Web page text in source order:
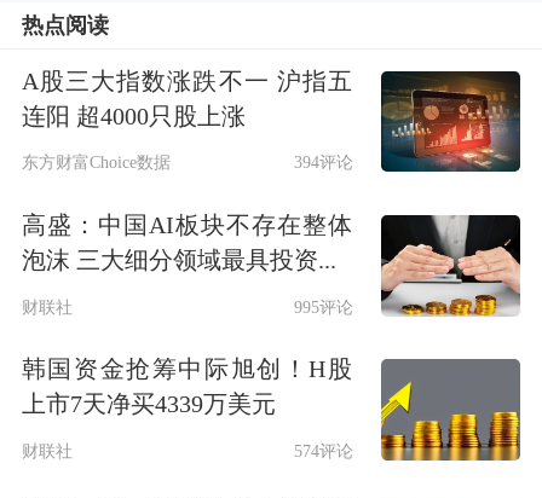
2月1日起对来自丹麦、挪威、瑞典、法
国、德国、英国、荷兰和芬兰的输美商
品加征10%关税，并宣称加征关税的税
率将从6月1日起提高至25%，直到相关
方就美国“全面、彻底购买格陵兰岛”达
成协议。
上周，包括德国、法国和丹麦在内的8
热点阅读
A股三大指数涨跌不一 沪指五
连阳 超4000只股上涨
东方财富Choice数据 394评论
高盛：中国AI板块不存在整体
泡沫 三大细分领域最具投资...
财联社 995评论
韩国资金抢筹中际旭创！H股
上市7天净买4339万美元
财联社 574评论